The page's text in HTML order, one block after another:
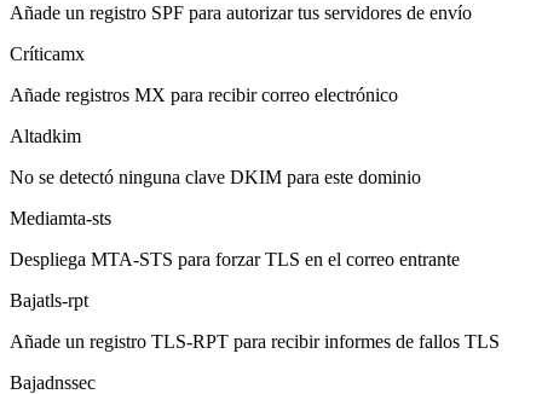
Añade un registro SPF para autorizar tus servidores de envío
Críticamx
Añade registros MX para recibir correo electrónico
Altadkim
No se detectó ninguna clave DKIM para este dominio
Mediamta-sts
Despliega MTA-STS para forzar TLS en el correo entrante
Bajatls-rpt
Añade un registro TLS-RPT para recibir informes de fallos TLS
Bajadnssec